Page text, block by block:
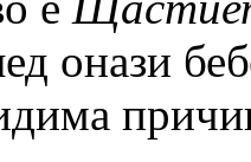
онази